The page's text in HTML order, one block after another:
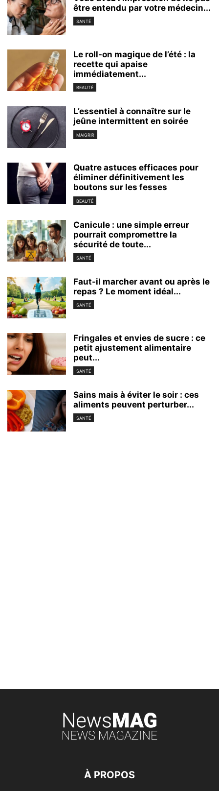
être entendu par votre médecin...
SANTÉ
Le roll-on magique de l’été : la
recette qui apaise
immédiatement...
BEAUTÉ
L’essentiel à connaître sur le
jeûne intermittent en soirée
MAIGRIR
Quatre astuces efficaces pour
éliminer définitivement les
boutons sur les fesses
BEAUTÉ
Canicule : une simple erreur
pourrait compromettre la
sécurité de toute...
SANTÉ
Faut-il marcher avant ou après le
repas ? Le moment idéal...
SANTÉ
Fringales et envies de sucre : ce
petit ajustement alimentaire
peut...
SANTÉ
Sains mais à éviter le soir : ces
aliments peuvent perturber...
SANTÉ
À PROPOS